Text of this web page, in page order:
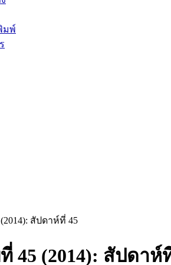
มพ์
สัปดาห์ที่ 45
45 (2014): สัปดาห์